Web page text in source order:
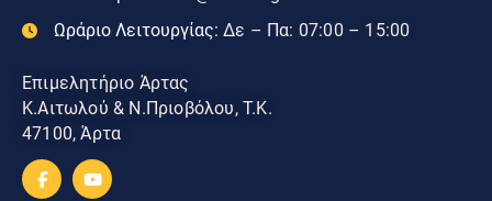
Ωράριο Λειτουργίας: Δε – Πα: 07:00 – 15:00
Επιμελητήριο Άρτας
Κ.Αιτωλού & Ν.Πριοβόλου, Τ.Κ.
47100, Άρτα